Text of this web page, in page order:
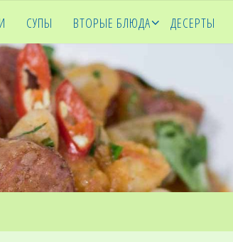
СУПЫ ВТОРЫЕ БЛЮДА ДЕСЕРТЫ